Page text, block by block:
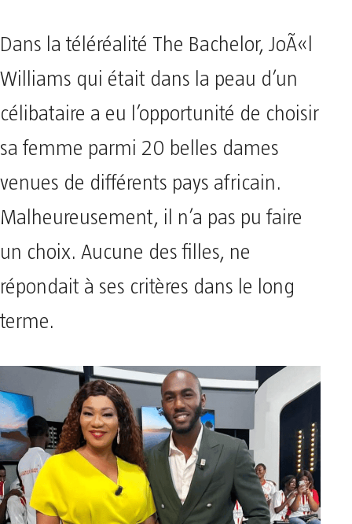
Dans la téléréalité The Bachelor, JoÃ«l
Williams qui était dans la peau d’un
célibataire a eu l’opportunité de choisir
sa femme parmi 20 belles dames
venues de différents pays africain.
Malheureusement, il n’a pas pu faire
un choix. Aucune des filles, ne
répondait à ses critères dans le long
terme.